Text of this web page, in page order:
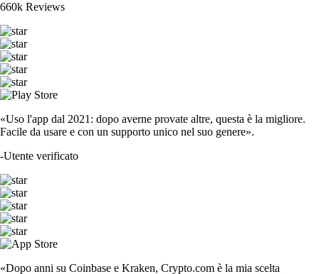
660k Reviews
«Uso l'app dal 2021: dopo averne provate altre, questa è la migliore.
Facile da usare e con un supporto unico nel suo genere».
-Utente verificato
«Dopo anni su Coinbase e Kraken, Crypto.com è la mia scelta